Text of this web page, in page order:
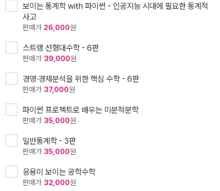
보이는 통계학 with 파이썬 - 인공지능 시대에 필요한 통계적
사고
판매가 26,000원
스트랭 선형대수학 - 6판
판매가 39,000원
경영·경제분석을 위한 핵심 수학 - 6판
판매가 37,000원
파이썬 프로젝트로 배우는 미분적분학
판매가 35,000원
일반통계학 - 3판
판매가 35,000원
응용이 보이는 공학수학
판매가 32,000원